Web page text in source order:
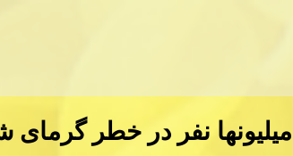
میلیونها نفر در خطر گرمای